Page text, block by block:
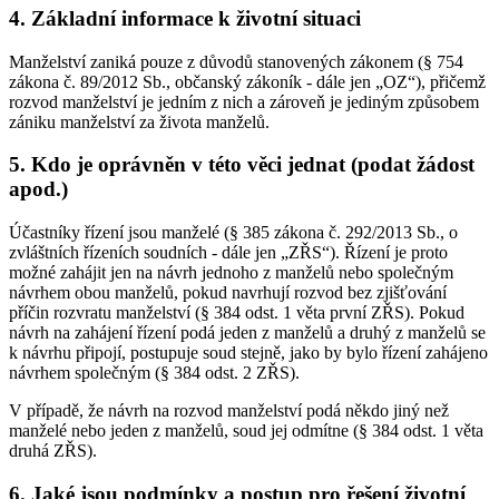
4. Základní informace k životní situaci
Manželství zaniká pouze z důvodů stanovených zákonem (§ 754
zákona č. 89/2012 Sb., občanský zákoník - dále jen „OZ“), přičemž
rozvod manželství je jedním z nich a zároveň je jediným způsobem
zániku manželství za života manželů.
5. Kdo je oprávněn v této věci jednat (podat žádost
apod.)
Účastníky řízení jsou manželé (§ 385 zákona č. 292/2013 Sb., o
zvláštních řízeních soudních - dále jen „ZŘS“). Řízení je proto
možné zahájit jen na návrh jednoho z manželů nebo společným
návrhem obou manželů, pokud navrhují rozvod bez zjišťování
příčin rozvratu manželství (§ 384 odst. 1 věta první ZŘS). Pokud
návrh na zahájení řízení podá jeden z manželů a druhý z manželů se
k návrhu připojí, postupuje soud stejně, jako by bylo řízení zahájeno
návrhem společným (§ 384 odst. 2 ZŘS).
V případě, že návrh na rozvod manželství podá někdo jiný než
manželé nebo jeden z manželů, soud jej odmítne (§ 384 odst. 1 věta
druhá ZŘS).
6. Jaké jsou podmínky a postup pro řešení životní